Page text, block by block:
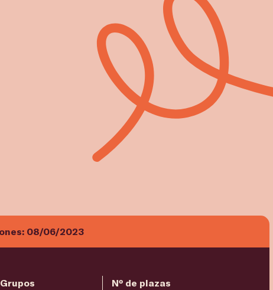
08/06/2023
Grupos Nº de plazas